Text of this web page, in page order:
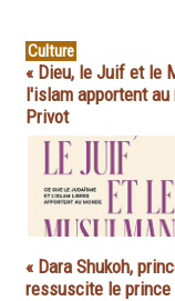
Culture
« Dieu, le Juif et le
l'islam apportent
Privot
« Dara Shukoh,
ressuscite le